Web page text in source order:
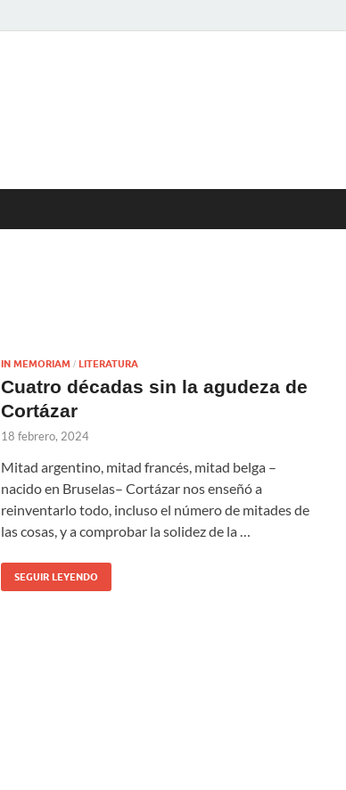
IN MEMORIAM / LITERATURA
Cuatro décadas sin la agudeza de
Cortázar
18 febrero, 2024
Mitad argentino, mitad francés, mitad belga –
nacido en Bruselas– Cortázar nos enseñó a
reinventarlo todo, incluso el número de mitades de
las cosas, y a comprobar la solidez de la …
SEGUIR LEYENDO